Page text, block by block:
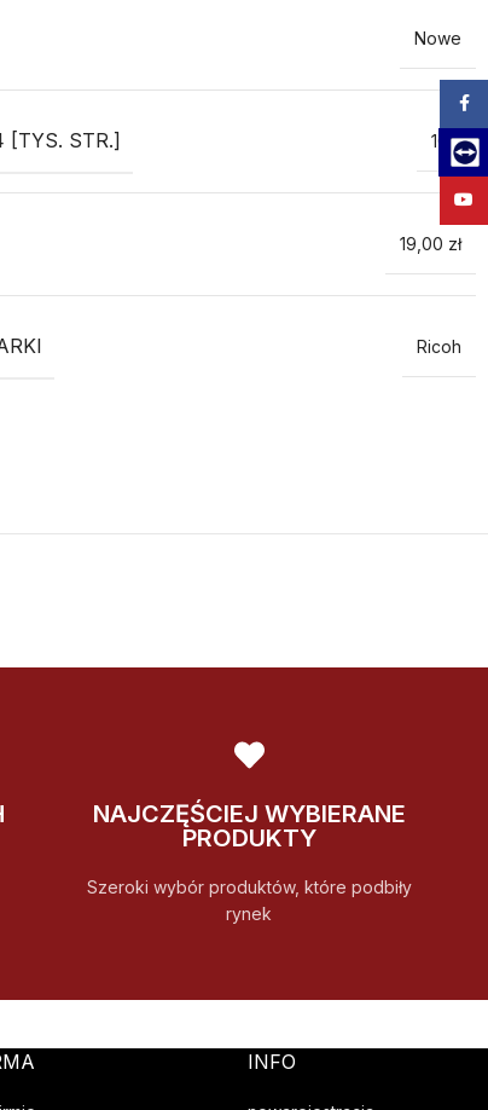
Nowe
[TYS. STR.] 10.5
19,00 zł
Ricoh
NAJCZĘŚCIEJ WYBIERANE
PRODUKTY
Szeroki wybór produktów, które podbiły
rynek
INFO